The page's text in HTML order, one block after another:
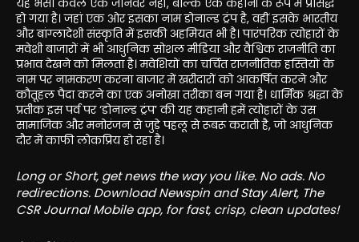
हो गया है। जहां एक ओर इसका नाम डोनाल्ड ट्रंप है, वहीं इसके भारतीय
और बांग्लादेशी संस्कृति में इसकी अहमियत भी है। पारंपरिक त्योहारों के
मवेशी बाजारों में भी आधुनिक सोशल मीडिया और वैश्विक राजनीति का
प्रभाव देखने को मिलता है। मवेशियों का चर्चित राजनीतिक हस्तियों के
नाम पर नामकरण करना बाजार में खरीदारों को आकर्षित करने और
कौतूहल पैदा करने का एक अनोखा तरीका बन गया है। धार्मिक श्रद्धा के
प्रतीक इस पर्व पर ‘डोनाल्ड ट्रंप’ की यह कहानी हमें त्योहारों के उस
सामाजिक और मनोरंजन से जुड़े पहलू से रूबरू कराती है, जो आधुनिक
दौर में काफी लोकप्रिय हो रहा है।
Long or Short, get news the way you like. No ads. No
redirections. Download Newspin and Stay Alert, The
CSR Journal Mobile app, for fast, crisp, clean updates!